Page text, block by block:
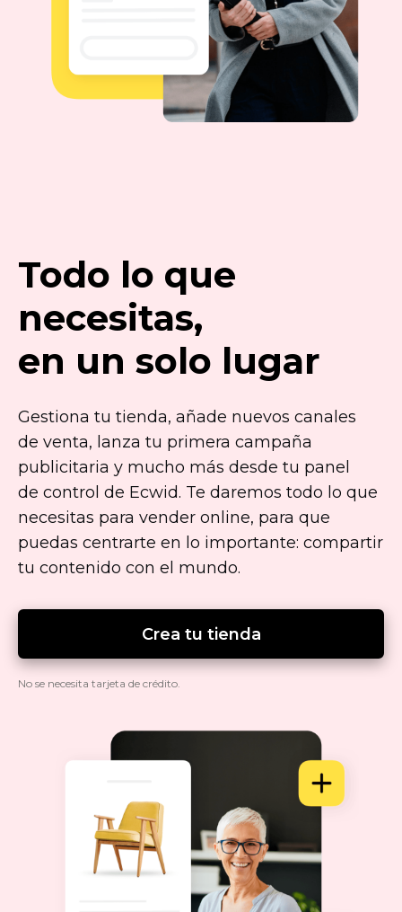
Todo lo que
necesitas,
en un solo lugar
Gestiona tu tienda, añade nuevos canales
de venta, lanza tu primera campaña
publicitaria y mucho más desde tu panel
de control de Ecwid. Te daremos todo lo que
necesitas para vender online, para que
puedas centrarte en lo importante: compartir
tu contenido con el mundo.
Crea tu tienda
No se necesita tarjeta de crédito.